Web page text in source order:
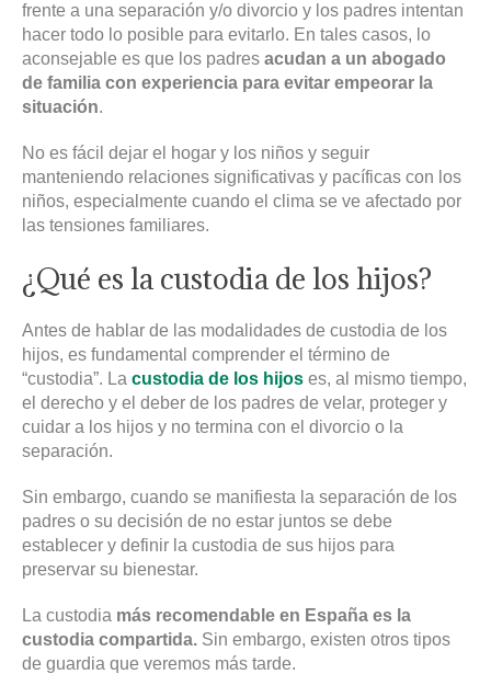
frente a una separación y/o divorcio y los padres intentan
hacer todo lo posible para evitarlo. En tales casos, lo
aconsejable es que los padres acudan a un abogado
de familia con experiencia para evitar empeorar la
situación.
No es fácil dejar el hogar y los niños y seguir
manteniendo relaciones significativas y pacíficas con los
niños, especialmente cuando el clima se ve afectado por
las tensiones familiares.
¿Qué es la custodia de los hijos?
Antes de hablar de las modalidades de custodia de los
hijos, es fundamental comprender el término de
“custodia”. La custodia de los hijos es, al mismo tiempo,
el derecho y el deber de los padres de velar, proteger y
cuidar a los hijos y no termina con el divorcio o la
separación.
Sin embargo, cuando se manifiesta la separación de los
padres o su decisión de no estar juntos se debe
establecer y definir la custodia de sus hijos para
preservar su bienestar.
La custodia más recomendable en España es la
custodia compartida. Sin embargo, existen otros tipos
de guardia que veremos más tarde.